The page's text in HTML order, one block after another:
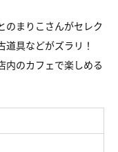
のまりこさんがセレク
道具などがズラリ！
内のカフェで楽しめる